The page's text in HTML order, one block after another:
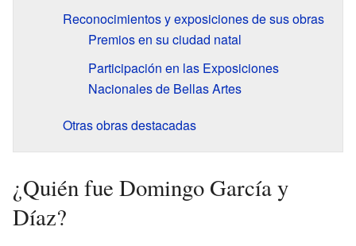
Reconocimientos y exposiciones de sus obras
Premios en su ciudad natal
Participación en las Exposiciones
Nacionales de Bellas Artes
Otras obras destacadas
¿Quién fue Domingo García y
Díaz?